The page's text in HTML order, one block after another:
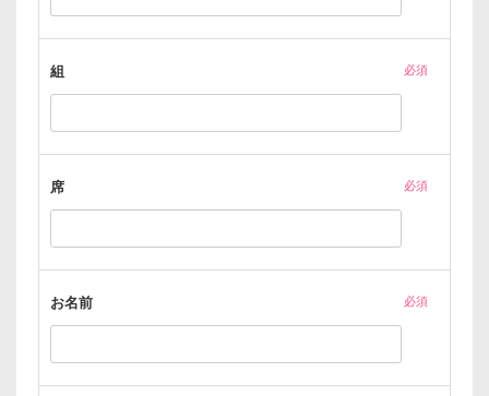
組 必須
席 必須
お名前 必須